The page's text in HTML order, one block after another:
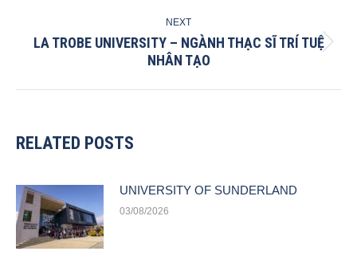
NEXT
Next
post:
LA TROBE UNIVERSITY – NGÀNH THẠC SĨ TRÍ TUỆ
NHÂN TẠO
RELATED POSTS
UNIVERSITY OF SUNDERLAND
03/08/2026